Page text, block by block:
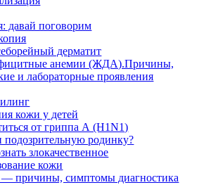
давай поговорим
дерматит
анемии (ЖДА).Причины,
и лабораторные проявления
кожи у детей
от гриппа А (H1N1)
подозрительную родинку?
злокачественное
кожи
— причины, симптомы диагностика